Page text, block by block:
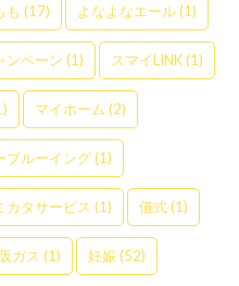
も (17) よなよなエール(1)
ンペーン (1) スマイLINK(1)
マイホーム (2)
ブルーイング(1)
カタサービス (1) 儀式(1)
ガス (1) 妊娠(52)